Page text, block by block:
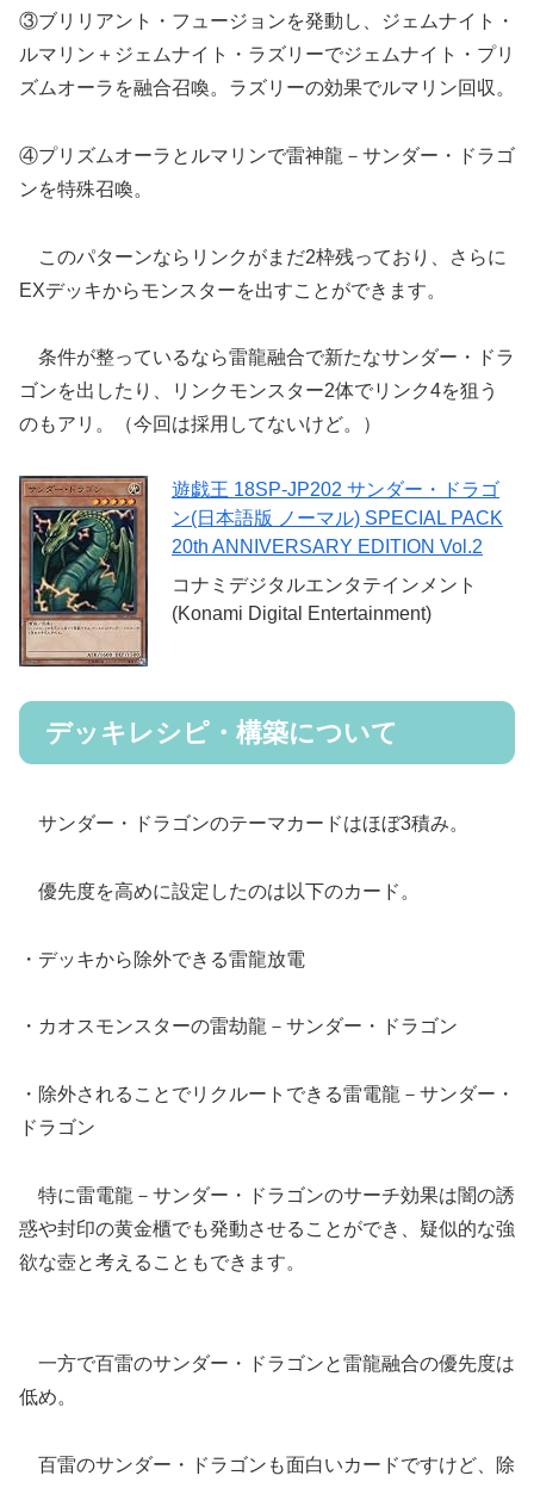
③ブリリアント・フュージョンを発動し、ジェムナイト・
ルマリン＋ジェムナイト・ラズリーでジェムナイト・プリ
ズムオーラを融合召喚。ラズリーの効果でルマリン回収。
④プリズムオーラとルマリンで雷神龍－サンダー・ドラゴ
ンを特殊召喚。
このパターンならリンクがまだ2枠残っており、さらに
EXデッキからモンスターを出すことができます。
条件が整っているなら雷龍融合で新たなサンダー・ドラ
ゴンを出したり、リンクモンスター2体でリンク4を狙う
のもアリ。（今回は採用してないけど。）
遊戯王 18SP-JP202 サンダー・ドラゴ
ン(日本語版 ノーマル) SPECIAL PACK
20th ANNIVERSARY EDITION Vol.2
コナミデジタルエンタテインメント
(Konami Digital Entertainment)
デッキレシピ・構築について
サンダー・ドラゴンのテーマカードはほぼ3積み。
優先度を高めに設定したのは以下のカード。
・デッキから除外できる雷龍放電
・カオスモンスターの雷劫龍－サンダー・ドラゴン
・除外されることでリクルートできる雷電龍－サンダー・
ドラゴン
特に雷電龍－サンダー・ドラゴンのサーチ効果は闇の誘
惑や封印の黄金櫃でも発動させることができ、疑似的な強
欲な壺と考えることもできます。
一方で百雷のサンダー・ドラゴンと雷龍融合の優先度は
低め。
百雷のサンダー・ドラゴンも面白いカードですけど、除